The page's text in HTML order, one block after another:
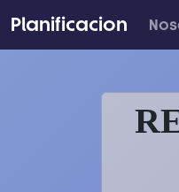
Planificacion